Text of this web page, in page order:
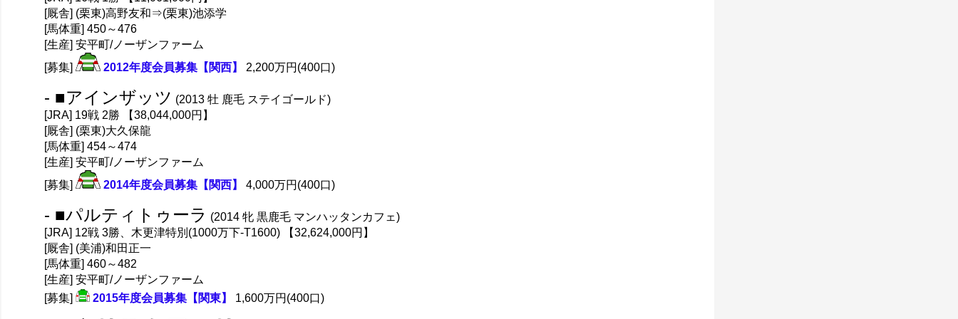
[厩舎] (栗東)高野友和⇒(栗東)池添学
[馬体重] 450～476
[生産] 安平町/ノーザンファーム
[募集]
2012年度会員募集【関西】 2,200万円(400口)
- ■アインザッツ (2013 牡 鹿毛 ステイゴールド)
[JRA] 19戦 2勝 【38,044,000円】
[厩舎] (栗東)大久保龍
[馬体重] 454～474
[生産] 安平町/ノーザンファーム
[募集]
2014年度会員募集【関西】 4,000万円(400口)
- ■パルティトゥーラ (2014 牝 黒鹿毛 マンハッタンカフェ)
[JRA] 12戦 3勝、木更津特別(1000万下-T1600) 【32,624,000円】
[厩舎] (美浦)和田正一
[馬体重] 460～482
[生産] 安平町/ノーザンファーム
[募集]
2015年度会員募集【関東】 1,600万円(400口)